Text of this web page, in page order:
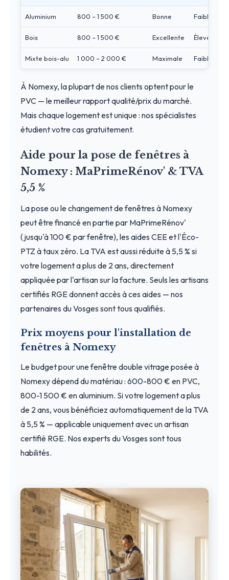
Aluminium 800 – 1 500 € Bonne Faible
Bois 800 – 1 500 € Excellente Élevé
Mixte bois-alu 1 000 – 2 000 € Maximale Faible
À Nomexy, la plupart de nos clients optent pour le
PVC — le meilleur rapport qualité/prix du marché.
Mais chaque logement est unique : nos spécialistes
étudient votre cas gratuitement.
Aide pour la pose de fenêtres à
Nomexy : MaPrimeRénov' & TVA
5,5 %
La pose ou le changement de fenêtres à Nomexy
peut être financé en partie par MaPrimeRénov'
(jusqu'à 100 € par fenêtre), les aides CEE et l'Éco-
PTZ à taux zéro. La TVA est aussi réduite à 5,5 % si
votre logement a plus de 2 ans, directement
appliquée par l'artisan sur la facture. Seuls les artisans
certifiés RGE donnent accès à ces aides — nos
partenaires du Vosges sont tous qualifiés.
Prix moyens pour l'installation de
fenêtres à Nomexy
Le budget pour une fenêtre double vitrage posée à
Nomexy dépend du matériau : 600-800 € en PVC,
800-1 500 € en aluminium. Si votre logement a plus
de 2 ans, vous bénéficiez automatiquement de la TVA
à 5,5 % — applicable uniquement avec un artisan
certifié RGE. Nos experts du Vosges sont tous
habilités.